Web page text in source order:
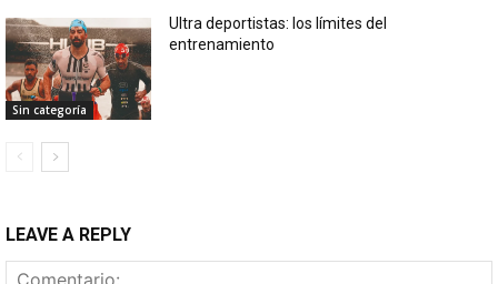
Sin categoría
Ultra deportistas: los límites del
entrenamiento
LEAVE A REPLY